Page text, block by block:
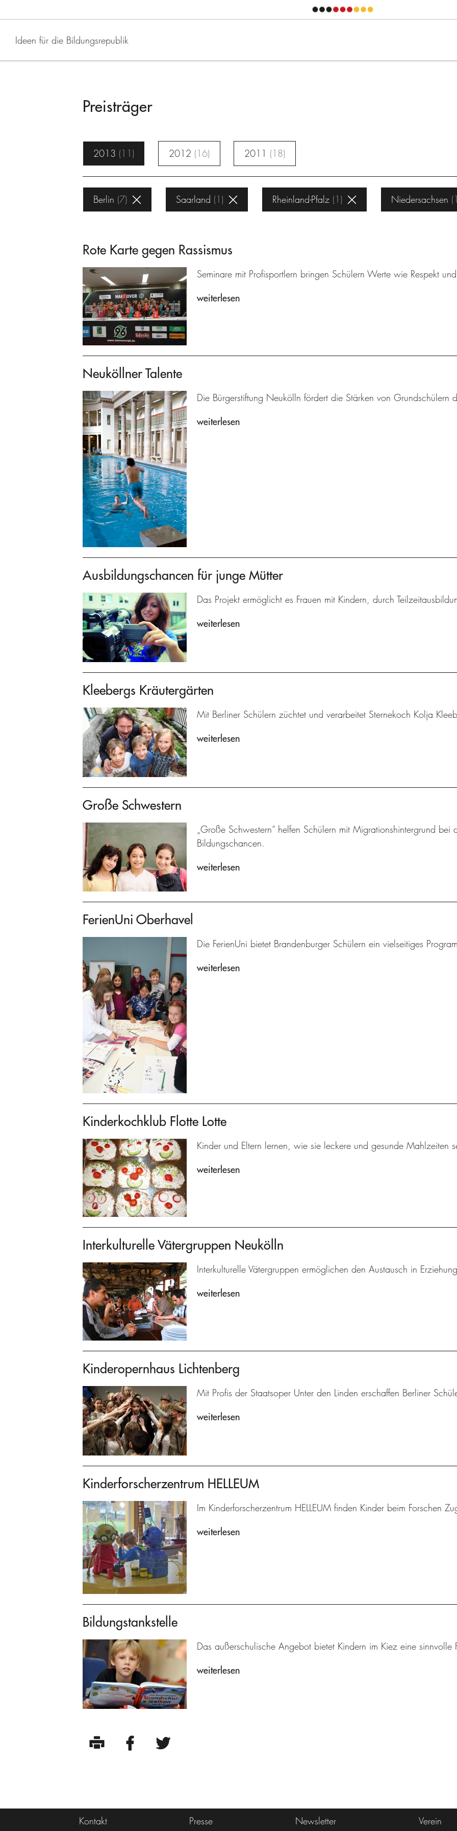
Ideen für die Bildungsrepublik
Preisträger
2013 11 2012 16 2011 18
Berlin 7 Saarland 1 Rheinland-Pfalz 1 Niedersachsen 1
Rote Karte gegen Rassismus
Seminare mit Profisportlern bringen Schülern Werte wie Respekt
weiterlesen
Neuköllner Talente
Die Bürgerstiftung Neukölln fördert die Stärken von Grundschülern
weiterlesen
Ausbildungschancen für junge Mütter
Das Projekt ermöglicht es Frauen mit Kindern, durch
weiterlesen
Kleebergs Kräutergärten
Mit Berliner Schülern züchtet und verarbeitet Sternekoch Kolja
weiterlesen
Große Schwestern
„Große Schwestern“ helfen Schülern mit Migrationshintergrund bei
Bildungschancen.
weiterlesen
FerienUni Oberhavel
Die FerienUni bietet Brandenburger Schülern ein vielseitiges
weiterlesen
Kinderkochklub Flotte Lotte
Kinder und Eltern lernen, wie sie leckere und gesunde Mahlzeiten
weiterlesen
Interkulturelle Vätergruppen Neukölln
Interkulturelle Vätergruppen ermöglichen den Austausch in
weiterlesen
Kinderopernhaus Lichtenberg
Mit Profis der Staatsoper Unter den Linden erschaffen Berliner
weiterlesen
Kinderforscherzentrum HELLEUM
Im Kinderforscherzentrum HELLEUM finden Kinder beim Forschen
weiterlesen
Bildungstankstelle
Das außerschulische Angebot bietet Kindern im Kiez eine sinnvolle
weiterlesen
Kontakt Presse Newsletter Verein